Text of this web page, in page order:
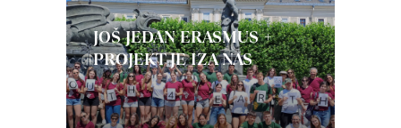
JOŠ JEDAN ERASMUS +
PROJEKT JE IZA NAS